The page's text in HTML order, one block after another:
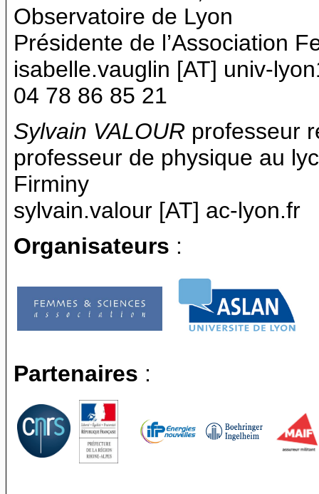
Observatoire de Lyon
Présidente de l’Association
isabelle.vauglin [AT] univ-
04 78 86 85 21
Sylvain VALOUR professeur
professeur de physique au
Firminy
sylvain.valour [AT] ac-lyon.fr
Organisateurs :
Partenaires :